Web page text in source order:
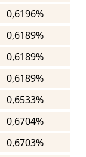
0,6196%
0,6189%
0,6189%
0,6189%
0,6533%
0,6704%
0,6703%